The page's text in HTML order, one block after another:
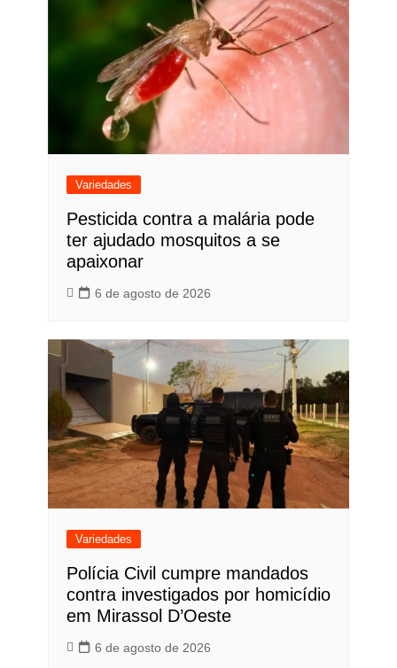
Variedades
Pesticida contra a malária pode
ter ajudado mosquitos a se
apaixonar
6 de agosto de 2026
Variedades
Polícia Civil cumpre mandados
contra investigados por homicídio
em Mirassol D’Oeste
6 de agosto de 2026